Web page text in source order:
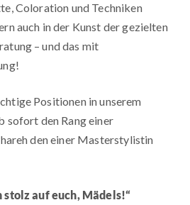
Coloration und Techniken
auch in der Kunst der gezielten
– und das mit
Positionen in unserem
sofort den Rang einer
den einer Masterstylistin
auf euch, Mädels!“